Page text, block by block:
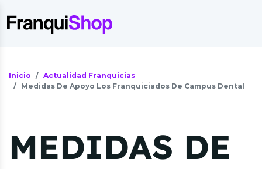
Inicio
Actualidad Franquicias
Medidas De Apoyo Los Franquiciados De Campus Dental
MEDIDAS DE